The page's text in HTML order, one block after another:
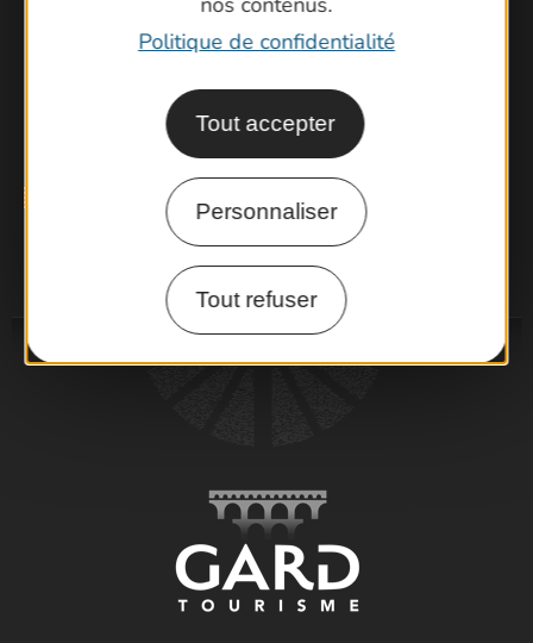
Politique de confidentialité
Tout accepter
Personnaliser
Tout refuser
bénéficier d’informations exclusives et profiter
pleinement de votre séjour dans le Gard.
Je m'inscris à la newsletter